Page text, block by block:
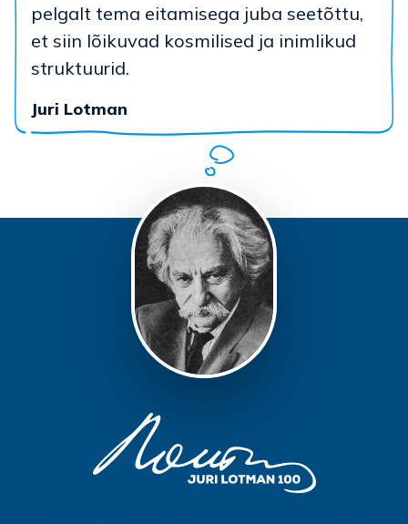
pelgalt tema eitamisega juba seetõttu,
et siin lõikuvad kosmilised ja inimlikud
struktuurid.
Juri Lotman